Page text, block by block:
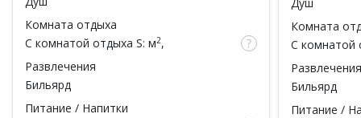
Комната отдыха
С комнатой отдыха S: м2,
Развлечения
Бильярд
Питание / Напитки
Комната
С комнатой
Развлечения
Бильярд
Питание /